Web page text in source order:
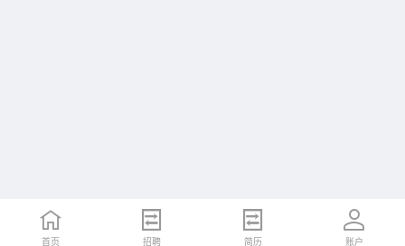
首页 招聘 简历 账户